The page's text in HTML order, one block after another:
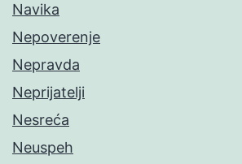
Navika
Nepoverenje
Nepravda
Neprijatelji
Nesreća
Neuspeh